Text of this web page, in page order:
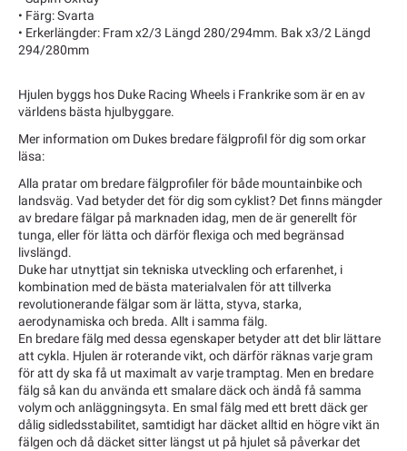
• Färg: Svarta
• Erkerlängder: Fram x2/3 Längd 280/294mm. Bak x3/2 Längd
294/280mm
Hjulen byggs hos Duke Racing Wheels i Frankrike som är en av
världens bästa hjulbyggare.
Mer information om Dukes bredare fälgprofil för dig som orkar
läsa:
Alla pratar om bredare fälgprofiler för både mountainbike och
landsväg. Vad betyder det för dig som cyklist? Det finns mängder
av bredare fälgar på marknaden idag, men de är generellt för
tunga, eller för lätta och därför flexiga och med begränsad
livslängd.
Duke har utnyttjat sin tekniska utveckling och erfarenhet, i
kombination med de bästa materialvalen för att tillverka
revolutionerande fälgar som är lätta, styva, starka,
aerodynamiska och breda. Allt i samma fälg.
En bredare fälg med dessa egenskaper betyder att det blir lättare
att cykla. Hjulen är roterande vikt, och därför räknas varje gram
för att dy ska få ut maximalt av varje tramptag. Men en bredare
fälg så kan du använda ett smalare däck och ändå få samma
volym och anläggningsyta. En smal fälg med ett brett däck ger
dålig sidledsstabilitet, samtidigt har däcket alltid en högre vikt än
fälgen och då däcket sitter längst ut på hjulet så påverkar det